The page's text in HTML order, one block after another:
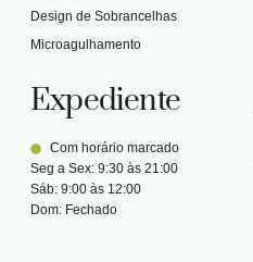
Design de Sobrancelhas
Microagulhamento
Expediente
Com horário marcado
Seg a Sex: 9:30 às 21:00
Sáb: 9:00 às 12:00
Dom: Fechado